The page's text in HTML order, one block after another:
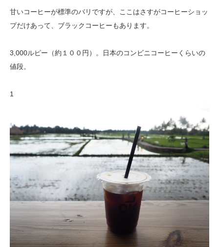
甘いコーヒーが標準のバリですが、ここはさすがコーヒーショッ
プだけあって、ブラックコーヒーもあります。
3,000ルピー（約１００円）。日本のコンビニコーヒーくらいの
値段。
1